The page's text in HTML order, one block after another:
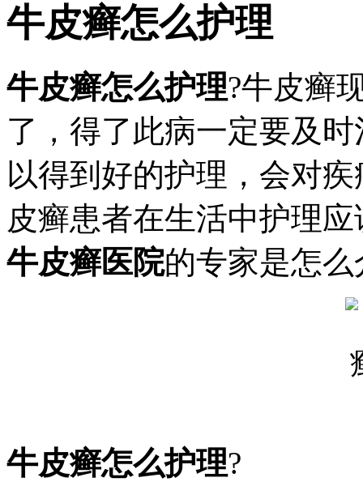
牛皮癣怎么护理
牛皮癣怎么护理?牛皮癣
了，得了此病一定要及
以得到好的护理，会对
皮癣患者在生活中护理
牛皮癣医院的专家是怎
牛皮癣怎么护理?